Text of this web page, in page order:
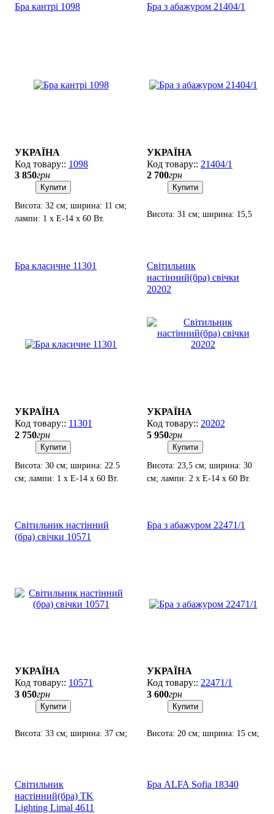
Бра кантрі 1098
УКРАЇНА
1098
3 850грн
Купити
Висота: 32 см; ширина: 11 см;
лампи: 1 х Е-14 х 60 Вт.
Бра з абажуром 21404/1
УКРАЇНА
21404/1
2 700грн
Купити
Висота: 31 см; ширина: 15,5
Бра класичне 11301
УКРАЇНА
11301
2 750грн
Купити
Висота: 30 см; ширина: 22.5
см; лампи: 1 х Е-14 х 60 Вт.
Світильник
настінний(бра) свічки
20202
УКРАЇНА
20202
5 950грн
Купити
Висота: 23,5 см; ширина: 30
см; лампи: 2 х Е-14 х 60 Вт.
Світильник настінний
(бра) свічки 10571
УКРАЇНА
10571
3 050грн
Купити
Висота: 33 см; ширина: 37 см;
Бра з абажуром 22471/1
УКРАЇНА
22471/1
3 600грн
Купити
Висота: 20 см; ширина: 15 см;
Світильник
настінний(бра) TK
Lighting Limal 4611
Бра ALFA Sofia 18340